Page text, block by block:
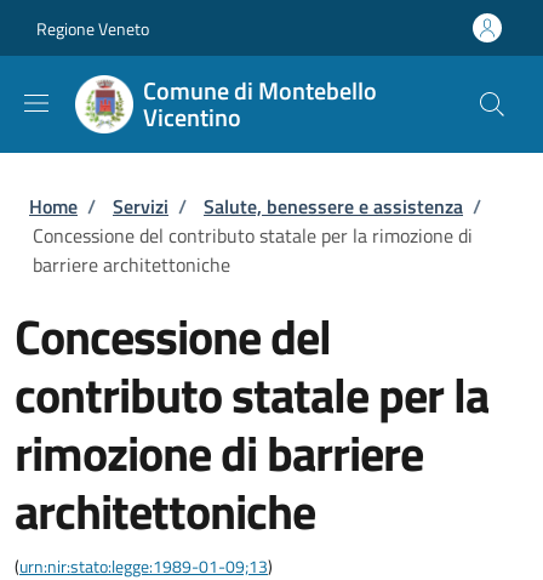
Regione Veneto
Comune di Montebello
Vicentino
Briciole di pane
Home / Servizi / Salute, benessere e assistenza /
Concessione del contributo statale per la rimozione di
barriere architettoniche
Concessione del
contributo statale per la
rimozione di barriere
architettoniche
(urn:nir:stato:legge:1989-01-09;13)